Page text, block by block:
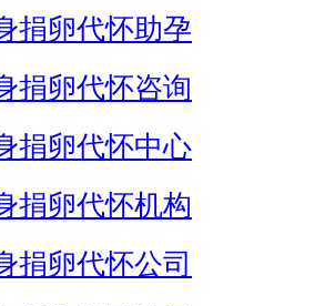
捐卵代怀助孕
捐卵代怀咨询
捐卵代怀中心
捐卵代怀机构
捐卵代怀公司